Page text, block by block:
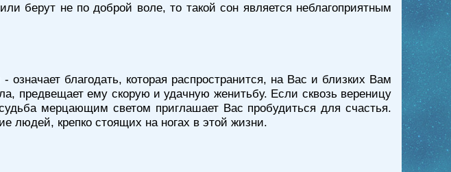
берут не по доброй воле, то такой сон является неблагоприятным
благодать, которая распространится, на Вас и близких Вам
предвещает ему скорую и удачную женитьбу. Если сквозь вереницу
мерцающим светом приглашает Вас пробудиться для счастья.
людей, крепко стоящих на ногах в этой жизни.